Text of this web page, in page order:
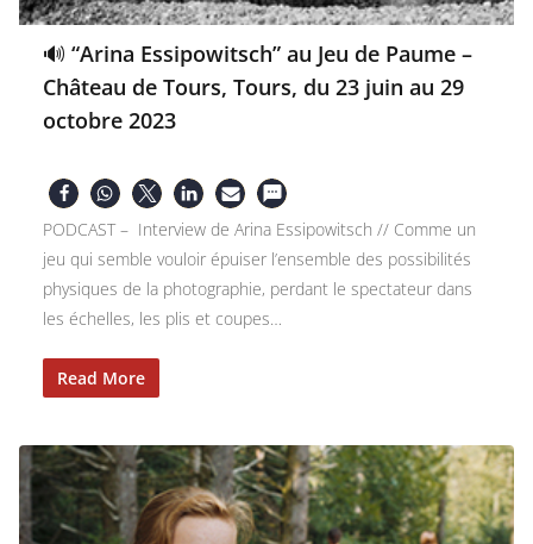
🔊 “Arina Essipowitsch” au Jeu de Paume –
Château de Tours, Tours, du 23 juin au 29
octobre 2023
PODCAST – Interview de Arina Essipowitsch // Comme un
jeu qui semble vouloir épuiser l’ensemble des possibilités
physiques de la photographie, perdant le spectateur dans
les échelles, les plis et coupes…
Read More